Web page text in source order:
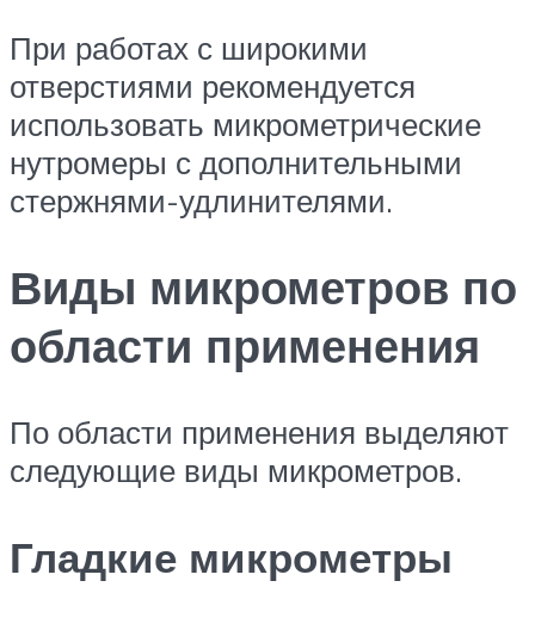
При работах с широкими
отверстиями рекомендуется
использовать микрометрические
нутромеры с дополнительными
стержнями-удлинителями.
Виды микрометров по
области применения
По области применения выделяют
следующие виды микрометров.
Гладкие микрометры